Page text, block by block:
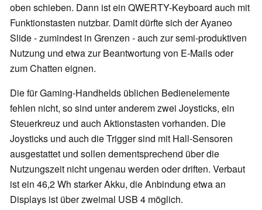
oben schieben. Dann ist ein QWERTY-Keyboard auch mit
Funktionstasten nutzbar. Damit dürfte sich der Ayaneo
Slide - zumindest in Grenzen - auch zur semi-produktiven
Nutzung und etwa zur Beantwortung von E-Mails oder
zum Chatten eignen.
Die für Gaming-Handhelds üblichen Bedienelemente
fehlen nicht, so sind unter anderem zwei Joysticks, ein
Steuerkreuz und auch Aktionstasten vorhanden. Die
Joysticks und auch die Trigger sind mit Hall-Sensoren
ausgestattet und sollen dementsprechend über die
Nutzungszeit nicht ungenau werden oder driften. Verbaut
ist ein 46,2 Wh starker Akku, die Anbindung etwa an
Displays ist über zweimal USB 4 möglich.